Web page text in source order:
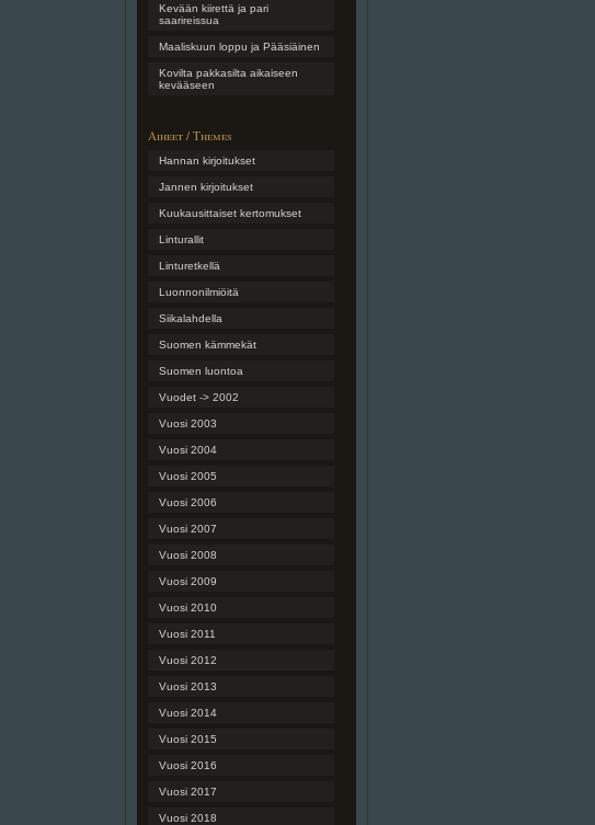
Kevään kiirettä ja pari
saarireissua
Maaliskuun loppu ja Pääsiäinen
Kovilta pakkasilta aikaiseen
kevääseen
Aiheet / Themes
Hannan kirjoitukset
Jannen kirjoitukset
Kuukausittaiset kertomukset
Linturallit
Linturetkellä
Luonnonilmiöitä
Siikalahdella
Suomen kämmekät
Suomen luontoa
Vuodet -> 2002
Vuosi 2003
Vuosi 2004
Vuosi 2005
Vuosi 2006
Vuosi 2007
Vuosi 2008
Vuosi 2009
Vuosi 2010
Vuosi 2011
Vuosi 2012
Vuosi 2013
Vuosi 2014
Vuosi 2015
Vuosi 2016
Vuosi 2017
Vuosi 2018